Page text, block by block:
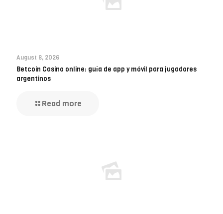
August 8, 2026
Betcoin Casino online: guía de app y móvil para jugadores
argentinos
Read more